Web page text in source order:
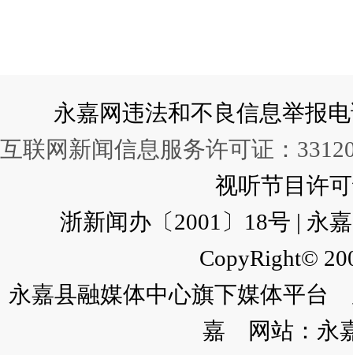
永嘉网违法和不良信息举报
互联网新闻信息服务许可证：
视听节目许
浙新闻办〔2001〕18号 | 永
CopyRight©
永嘉县融媒体中心旗下媒体平
嘉 网站：永